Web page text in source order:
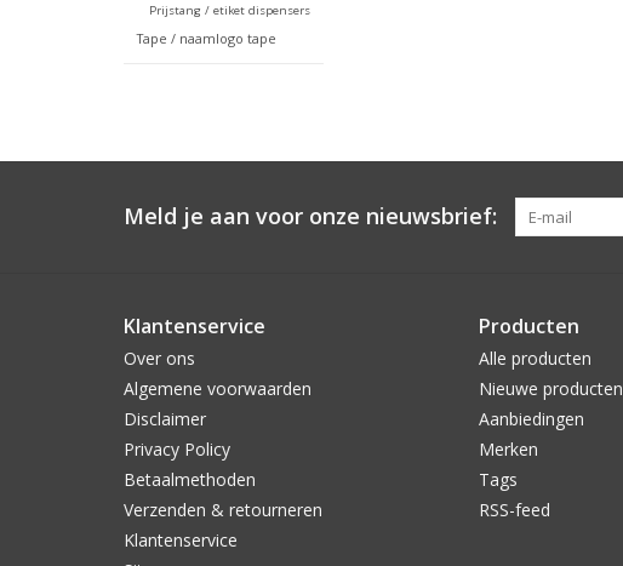
Prijstang / etiket dispensers
Tape / naamlogo tape
Meld je aan voor onze nieuwsbrief:
Klantenservice
Over ons
Algemene voorwaarden
Disclaimer
Privacy Policy
Betaalmethoden
Verzenden & retourneren
Klantenservice
Producten
Alle producten
Nieuwe producten
Aanbiedingen
Merken
Tags
RSS-feed